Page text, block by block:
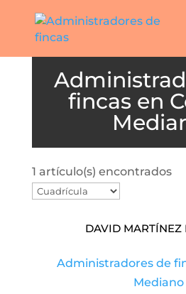
1 artículo(s) encontrados
David
Administradores de
Mediano